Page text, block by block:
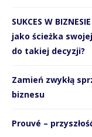
SUKCES W
jako ścieżka
do takiej decyzji?
Zamień zwykłą
biznesu
Prouvé –